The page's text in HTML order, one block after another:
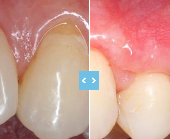
2018 сентябрь - курс «Принципы работы с
Straumann. Хирургия»
2018 сентябрь - «Use of Plasma Rich in
stomatology»
2019 май - Masana Suzuki, Perio
2019 май - Евгений Ханин, «Синус-лифтинг»
2019 октябрь - Мицухиро Цукибоши,
аутотрансплантация»